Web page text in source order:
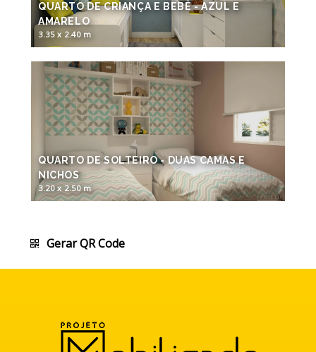
QUARTO DE CRIANÇA E BEBÊ - AZUL E
AMARELO
3.35 x 2.40 m
QUARTO DE SOLTEIRO - DUAS CAMAS E
NICHOS
3.20 x 2.50 m
Gerar QR Code